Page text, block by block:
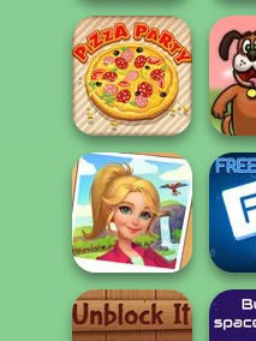
Free Cell Solitaire
Pizza Party